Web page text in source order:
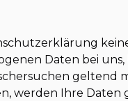
Daten bei
geltend
werden Ihre Daten